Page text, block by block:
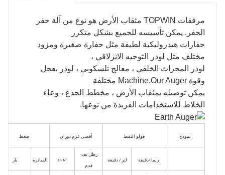
مرفقات TOPWIN مثقاب الأرض هو نوع من آلة حفر
الحفر. يمكن تأسيسه للجميع بشكل متكرر
حفارات هيدروليكية لطيفة مثل حفارة صغيرة ومزود
مختلف مثل لودر التوجيه الانزلاقي ،
لودر المحراث الخلفي ، معالج تلسكوبي ، لودر بعجل
وقوة Machine.Our Auger مختلفة
يمكن توصيله بمثقاب الأرض ، مخطط الجذع ، وعاء
الخلاط للاستخدامات الفريدة من نوعها.
نموذج فولو النفط أقصى عزم دوران ضغط
ربما./دقيقة لتر / دقيقة
رطل بف·
قدم
N· M المبادره بار